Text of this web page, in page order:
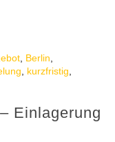
Berlin
kurzfristig
Einlagerung